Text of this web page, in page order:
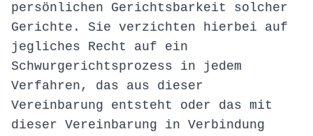
persönlichen Gerichtsbarkeit solcher
Gerichte. Sie verzichten hierbei auf
jegliches Recht auf ein
Schwurgerichtsprozess in jedem
Verfahren, das aus dieser
Vereinbarung entsteht oder das mit
dieser Vereinbarung in Verbindung